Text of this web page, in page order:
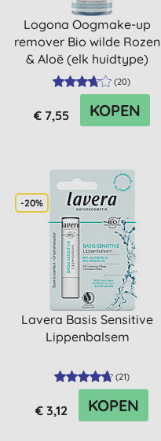
Logona Oogmake-up
remover Bio wilde Rozen
& Aloë (elk huidtype)
(20)
€ 7,55 KOPEN
-20%
Lavera Basis Sensitive
Lippenbalsem
(21)
€ 3,12 KOPEN